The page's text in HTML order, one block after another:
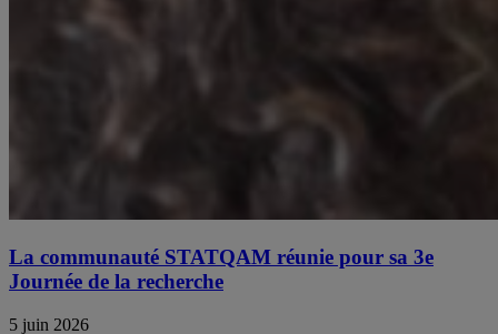
La communauté STATQAM réunie pour sa 3e
Journée de la recherche
5 juin 2026